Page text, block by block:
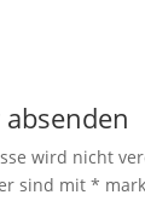
wird nicht
sind mit *